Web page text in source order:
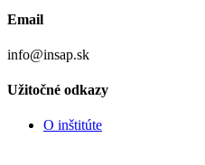
Email
info@insap.sk
Užitočné odkazy
O inštitúte